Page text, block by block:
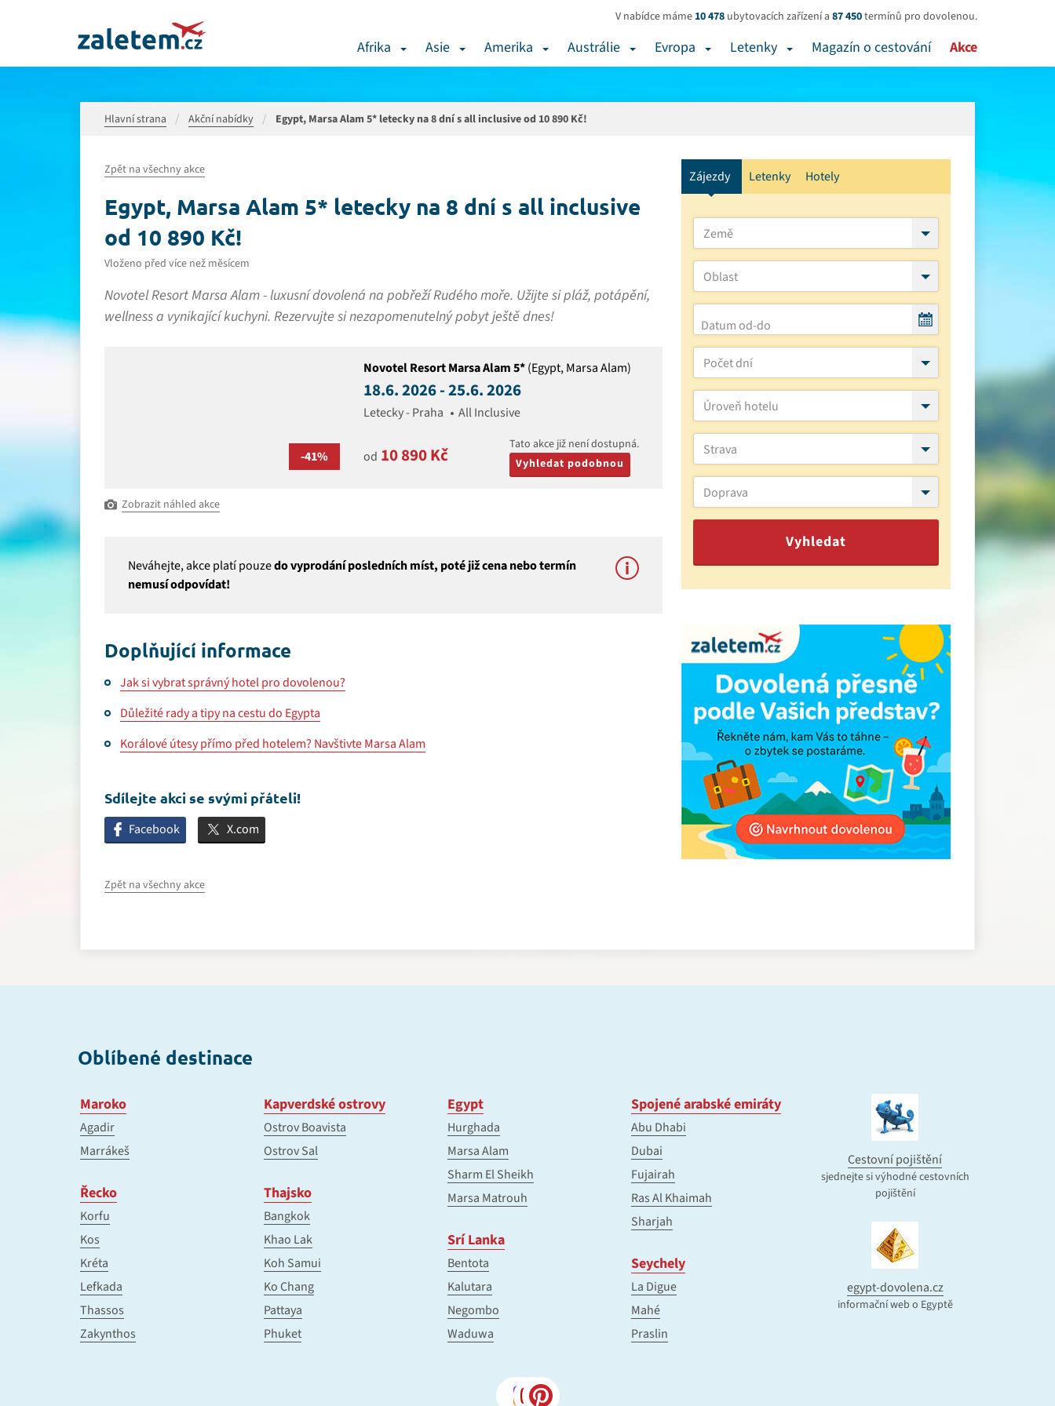
V nabídce máme 10 478 ubytovacích zařízení a 87 450termínů pro dovolenou.
Afrika Asie Amerika Austrálie Evropa Letenky Magazín o cestování Akce
Hlavní strana Akční nabídky Egypt, Marsa Alam 5* letecky na 8 dní s all inclusive od 10 890 Kč!
Zpět na všechny akce
Egypt, Marsa Alam 5* letecky na 8 dní s all inclusive
od 10 890 Kč!
Vloženo před více než měsícem
Novotel Resort Marsa Alam - luxusní dovolená na pobřeží Rudého moře. Užijte si pláž, potápění,
wellness a vynikající kuchyni. Rezervujte si nezapomenutelný pobyt ještě dnes!
-41%
Novotel Resort Marsa Alam 5*(Egypt, Marsa Alam)
18.6. 2026 - 25.6. 2026
Letecky - Praha All Inclusive
od 10 890 Kč
Tato akce již není dostupná.
Vyhledat podobnou
Zobrazit náhled akce
Neváhejte, akce platí pouzedo vyprodání posledních míst, poté již cena nebo termín
nemusí odpovídat!
Doplňující informace
Jak si vybrat správný hotel pro dovolenou?
Důležité rady a tipy na cestu do Egypta
Korálové útesy přímo před hotelem? Navštivte Marsa Alam
Sdílejte akci se svými přáteli!
Facebook X.com
Zpět na všechny akce
Zájezdy Letenky Hotely
Země
Oblast
Počet dní
Úroveň hotelu
Strava
Doprava
Vyhledat
Oblíbené destinace
Maroko
Agadir
Marrákeš
Řecko
Korfu
Kos
Kréta
Lefkada
Thassos
Zakynthos
Kapverdské ostrovy
Ostrov Boavista
Ostrov Sal
Thajsko
Bangkok
Khao Lak
Koh Samui
Ko Chang
Pattaya
Phuket
Egypt
Hurghada
Marsa Alam
Sharm El Sheikh
Marsa Matrouh
Srí Lanka
Bentota
Kalutara
Negombo
Waduwa
Spojené arabské emiráty
Abu Dhabi
Dubai
Fujairah
Ras Al Khaimah
Sharjah
Seychely
La Digue
Mahé
Praslin
Cestovní pojištění
sjednejte si výhodné cestovních
pojištění
egypt-dovolena.cz
informační web o Egyptě